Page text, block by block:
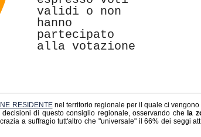
RESIDENTEnel territorio regionale per il quale ci
di questo consiglio regionale, osservando che la
a suffragio tutt'altro che "universale" il 66% dei seggi